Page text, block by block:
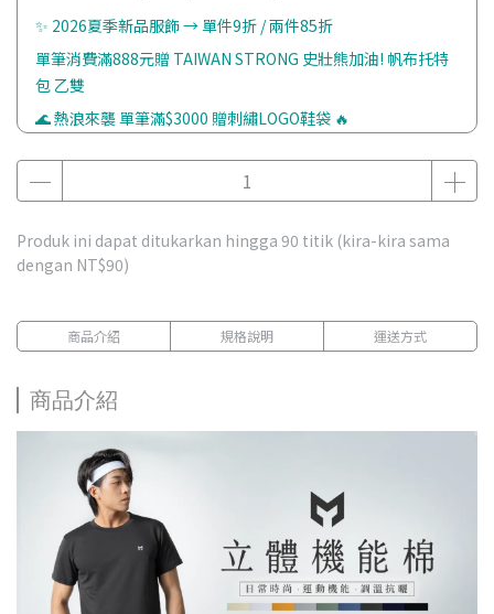
✨ 2026夏季新品服飾 → 單件9折 / 兩件85折
單筆消費滿888元贈 TAIWAN STRONG 史壯熊加油! 帆布托特
包 乙雙
🌊 熱浪來襲 單筆滿$3000 贈刺繡LOGO鞋袋 🔥
Produk ini dapat ditukarkan hingga 90 titik (kira-kira sama
dengan NT$90)
商品介紹 規格說明 運送方式
商品介紹